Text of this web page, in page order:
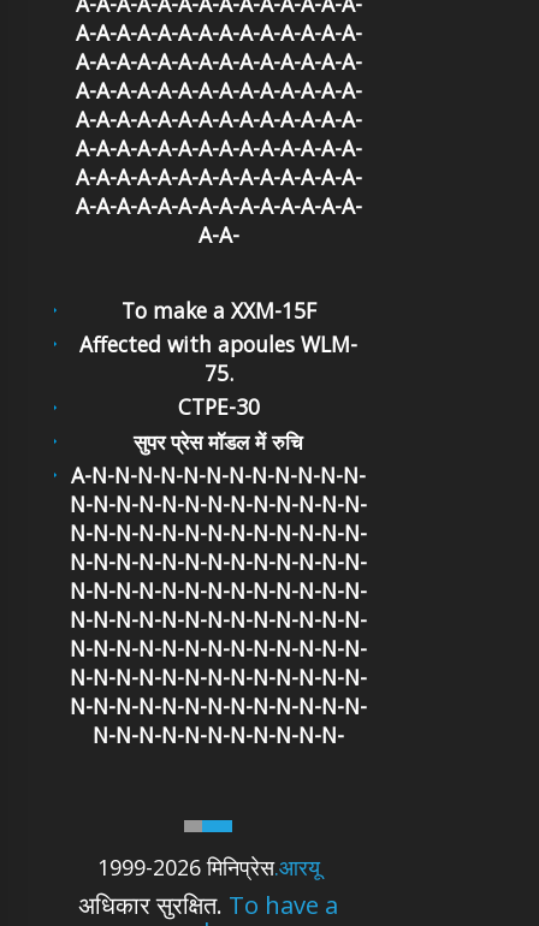
A-A-A-A-A-A-A-A-A-A-A-A-A-A-
A-A-A-A-A-A-A-A-A-A-A-A-A-A-
A-A-A-A-A-A-A-A-A-A-A-A-A-A-
A-A-A-A-A-A-A-A-A-A-A-A-A-A-
A-A-A-A-A-A-A-A-A-A-A-A-A-A-
A-A-A-A-A-A-A-A-A-A-A-A-A-A-
A-A-A-A-A-A-A-A-A-A-A-A-A-A-
A-A-
1999-2026 मिनिप्रेस.आरयू
अधिकार सुरक्षित. To have a
To make a XXM-15F
Affected with apoules WLM-
75.
CTPE-30
सुपर प्रेस मॉडल में रुचि
A-N-N-N-N-N-N-N-N-N-N-N-N-
N-N-N-N-N-N-N-N-N-N-N-N-N-
N-N-N-N-N-N-N-N-N-N-N-N-N-
N-N-N-N-N-N-N-N-N-N-N-N-N-
N-N-N-N-N-N-N-N-N-N-N-N-N-
N-N-N-N-N-N-N-N-N-N-N-N-N-
N-N-N-N-N-N-N-N-N-N-N-N-N-
N-N-N-N-N-N-N-N-N-N-N-N-N-
N-N-N-N-N-N-N-N-N-N-N-N-N-
N-N-N-N-N-N-N-N-N-N-N-